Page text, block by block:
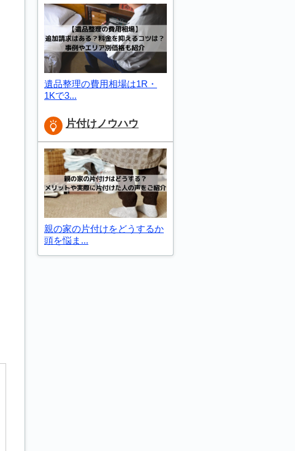
遺品整理の費用相場は1R・
1Kで3...
片付けノウハウ
親の家の片付けをどうするか
頭を悩ま...